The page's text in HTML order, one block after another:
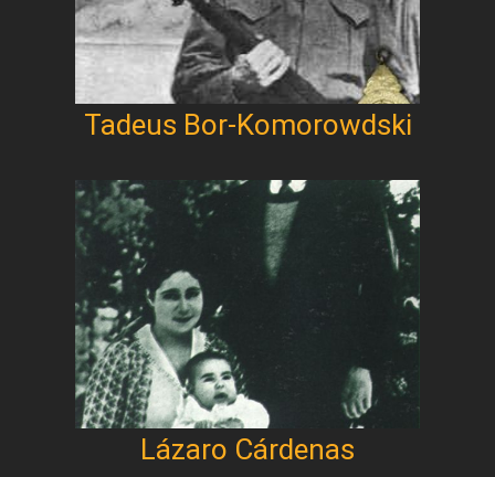
Tadeus Bor-Komorowdski
Lázaro Cárdenas